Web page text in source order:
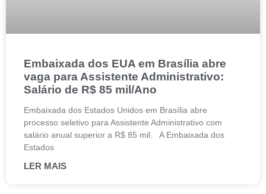
Embaixada dos EUA em Brasília abre
vaga para Assistente Administrativo:
Salário de R$ 85 mil/Ano
Embaixada dos Estados Unidos em Brasília abre
processo seletivo para Assistente Administrativo com
salário anual superior a R$ 85 mil. A Embaixada dos
Estados
LER MAIS